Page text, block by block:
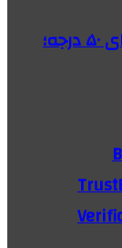
هشدار قرمز هواشناسی برای گرمای ۵۰ درجه؛